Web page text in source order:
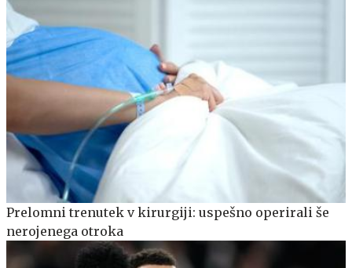
Prelomni trenutek v kirurgiji: uspešno operirali še
nerojenega otroka